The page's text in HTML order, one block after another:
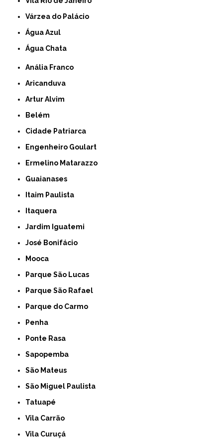
Várzea do Palácio
Água Azul
Água Chata
Anália Franco
Aricanduva
Artur Alvim
Belém
Cidade Patriarca
Engenheiro Goulart
Ermelino Matarazzo
Guaianases
Itaim Paulista
Itaquera
Jardim Iguatemi
José Bonifácio
Mooca
Parque São Lucas
Parque São Rafael
Parque do Carmo
Penha
Ponte Rasa
Sapopemba
São Mateus
São Miguel Paulista
Tatuapé
Vila Carrão
Vila Curuçá